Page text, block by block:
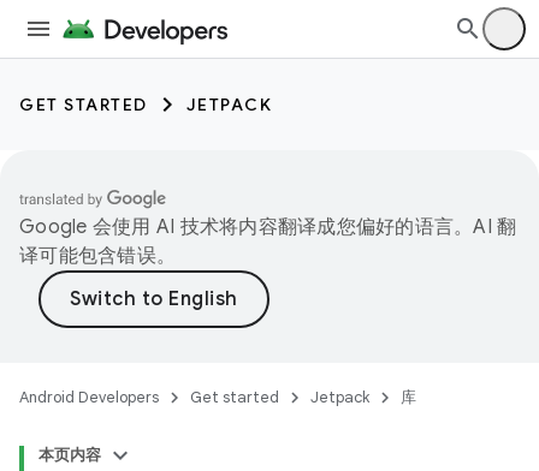
GET STARTED JETPACK
Google 会使用 AI 技术将内容翻译成您偏好的语言。AI 翻
译可能包含错误。
Android Developers Get started Jetpack 库
本页内容